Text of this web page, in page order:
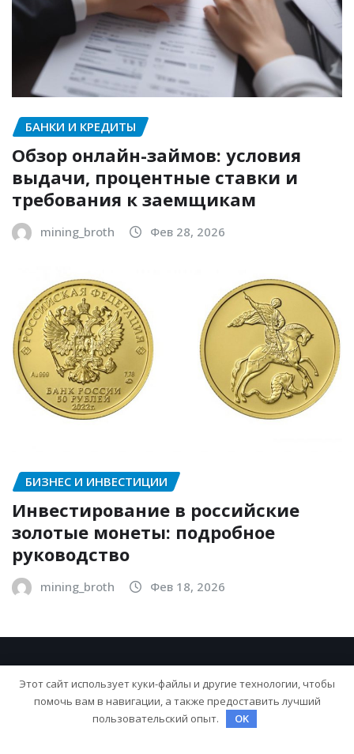
БАНКИ И КРЕДИТЫ
Обзор онлайн-займов: условия
выдачи, процентные ставки и
требования к заемщикам
mining_broth Фев 28, 2026
БИЗНЕС И ИНВЕСТИЦИИ
Инвестирование в российские
золотые монеты: подробное
руководство
mining_broth Фев 18, 2026
Этот сайт использует куки-файлы и другие технологии, чтобы
помочь вам в навигации, а также предоставить лучший
пользовательский опыт.
OK